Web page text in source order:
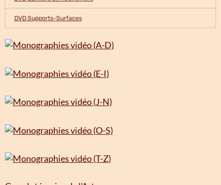
DVD Supports-Surfaces